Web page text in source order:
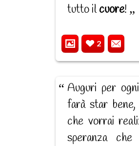
tutto ilcuore!
2
Auguri per
farà star bene,
che vorrai
speranza